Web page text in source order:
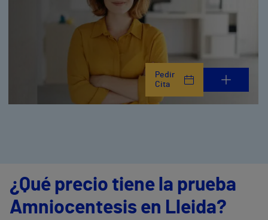
Pedir
Cita
¿Qué precio tiene la prueba
Amniocentesis en Lleida?